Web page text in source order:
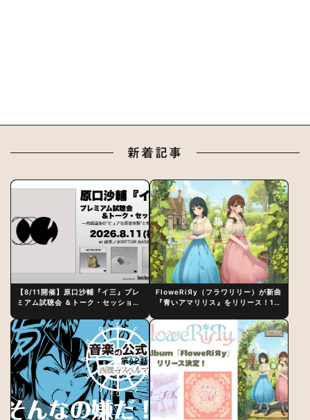
新着記事
【8/11開催】原口沙輔『イ三』プレ
ミアム試聴会 ＆トーク・セッション
制作秘話
FloweRiЯy（フラワリリー）が新曲
『青いアマリリス』をリリース！1st